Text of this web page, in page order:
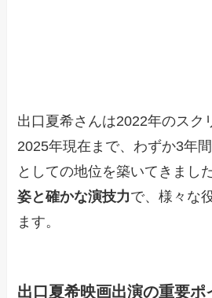
出口夏希さんは2022年のスク
2025年現在まで、わずか3年
としての地位を築いてきまし
姿と確かな演技力で、様々な
ます。
出口夏希映画出演の重要ポ